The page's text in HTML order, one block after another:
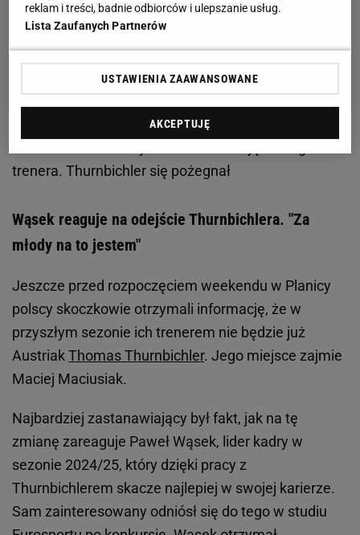
trenera. Thurnbichler się pożegnał
Wąsek reaguje na odejście Thurnbichlera. "Za
młody na to jestem"
Jeszcze przed rozpoczęciem weekendu w Planicy
polscy skoczkowie otrzymali informację, że w
przyszłym sezonie ich trenerem nie będzie już
AustriakThomas Thurnbichler. Jego miejsce zajmie
Maciej Maciusiak.
Najbardziej zastanawiający był fakt, jak na tę
zmianę zareaguje Paweł Wąsek, lider kadry w
sezonie 2024/25, który dzięki pracy z
Thurnbichlerem skacze najlepiej w swojej karierze.
Sam zainteresowany odniósł się do tego w studiu
reklam i treści, badnie odbiorców i ulepszanie usług.
Lista Zaufanych Partnerów
USTAWIENIA ZAAWANSOWANE
AKCEPTUJĘ